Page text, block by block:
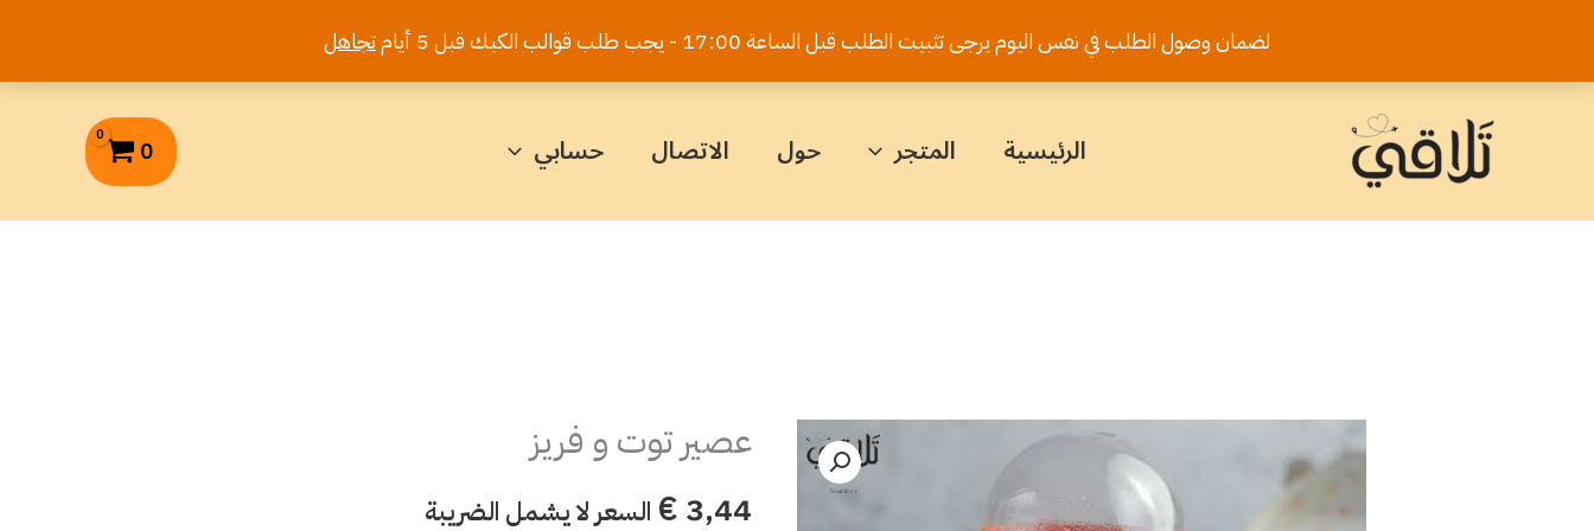
لضمان وصول الطلب في نفس اليوم يرجى تثبيت الطلب قبل الساعة 17:00 - يجب طلب قوالب الكيك قبل 5 أيام تجاهل
الرئيسية المتجر حول الاتصال حسابي 0
عصير توت و فريز
€ 3,44 السعر لا يشمل الضريبة
كمية
توت